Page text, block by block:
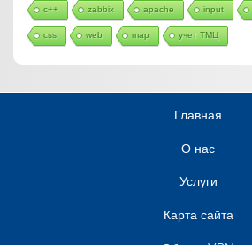
c++ zabbix apache input
css web map учет ТМЦ
Главная
О нас
Услуги
Карта сайта